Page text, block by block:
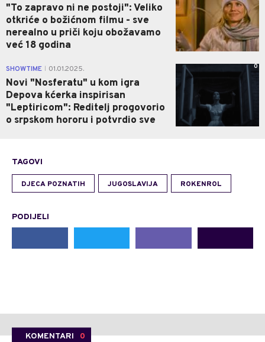
"To zapravo ni ne postoji": Veliko
otkriće o božićnom filmu - sve
nerealno u priči koju obožavamo
već 18 godina
SHOWTIME 01.01.2025.
Novi "Nosferatu" u kom igra
Depova kćerka inspirisan
"Leptiricom": Reditelj progovorio
o srpskom hororu i potvrdio sve
0
TAGOVI
DJECA POZNATIH JUGOSLAVIJA ROKENROL
PODIJELI
KOMENTARI 0